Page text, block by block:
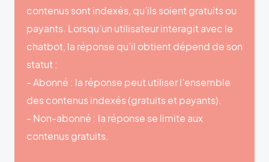
contenus sont indexés, qu’ils soient gratuits ou
payants. Lorsqu’un utilisateur interagit avec le
chatbot, la réponse qu’il obtient dépend de son
statut :
- Abonné : la réponse peut utiliser l’ensemble
des contenus indexés (gratuits et payants).
- Non-abonné : la réponse se limite aux
contenus gratuits.